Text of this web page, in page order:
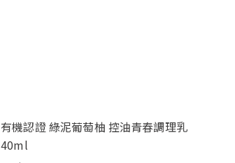
有機認證 綠泥葡萄柚 控油青春調理乳
40ml